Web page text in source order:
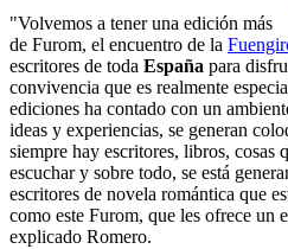
"Volvemos a tener una edición más
de Furom, el encuentro de la
escritores de toda España para
convivencia que es realmente
ediciones ha contado con un
ideas y experiencias, se generan
siempre hay escritores, libros, cosas
escuchar y sobre todo, se está
escritores de novela romántica que
como este Furom, que les ofrece un
explicado Romero.